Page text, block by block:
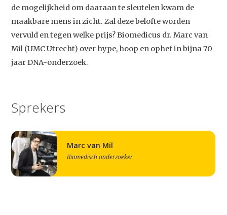
de mogelijkheid om daaraan te sleutelen kwam de
maakbare mens in zicht. Zal deze belofte worden
vervuld en tegen welke prijs? Biomedicus dr. Marc van
Mil (UMC Utrecht) over hype, hoop en ophef in bijna 70
jaar DNA-onderzoek.
Sprekers
Marc van Mil
Biomedisch onderzoeker